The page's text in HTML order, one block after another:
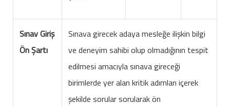
Sınav Giriş
Ön Şartı
Sınava girecek adaya mesleğe ilişkin bilgi
ve deneyim sahibi olup olmadığının tespit
edilmesi amacıyla sınava gireceği
birimlerde yer alan kritik adımları içerek
şekilde sorular sorularak ön